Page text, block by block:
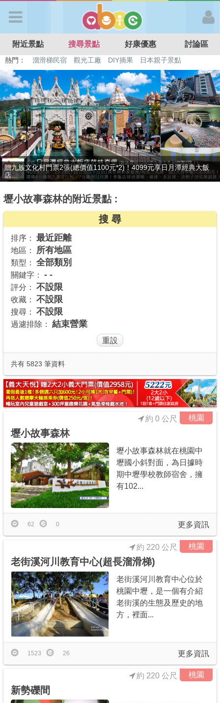
APP登入
首 頁
搜尋景點
好康優惠
最新消息
最新留言
商家合作
推薦景點
討論區
APP下載
附近景點 搜尋景點 好康優惠 討論區
熱門： 特色遊戲場 親子住房優惠 台北親子餐廳
溫泉泡湯SPA
溜滑梯民宿
觀光工廠 DIY摘果 日本親子景點
贈九族文化村門票2張(總價值1100元*2)！4099元享日月潭經典大飯
店...
壢小故事森林的附近景點 :
搜 尋
排序： 最近距離
地區： 所有地區
類型： 全部類別
關鍵字： - -
評分： 不設限
收藏： 不設限
搜尋： 不設限
過濾排除： 結束營業
共有 5823 筆資料
桃園
壢小故事森林
約 0 公尺
壢小故事森林就在桃園中
壢國小斜對面，為日據時
期中壢學校教師宿舍，擁
有102...
更多資訊
62 0
桃園
老街溪河川教育中心(超長溜滑梯)
約 220 公尺
老街溪河川教育中心位於
桃園中壢，是一個有介紹
老街溪的生態及歷史的地
方，裡面...
更多資訊
1523 26
桃園
新勢礫間
約 220 公尺